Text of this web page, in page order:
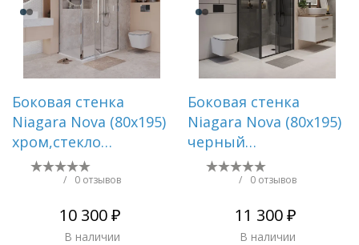
Боковая стенка
Niagara Nova (80х195)
хром,стекло
прозрачное,1 место
NG-A80-34
/ 0 отзывов
10 300 ₽
В наличии
Боковая стенка
Niagara Nova (80х195)
черный
матовый,стекло
тонированное,1
/ 0 отзывов
11 300 ₽
В наличии